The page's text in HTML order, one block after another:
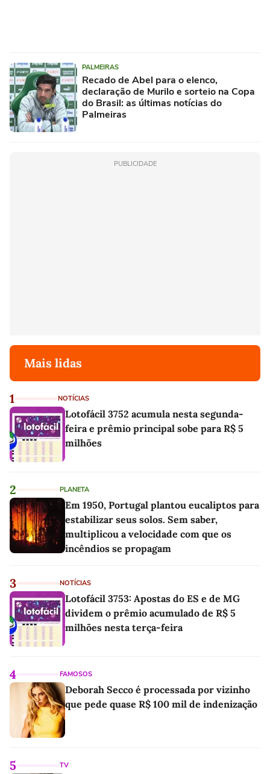
PALMEIRAS
Recado de Abel para o elenco,
declaração de Murilo e sorteio na Copa
do Brasil: as últimas notícias do
Palmeiras
PUBLICIDADE
Mais lidas
1 NOTÍCIAS
Lotofácil 3752 acumula nesta segunda-
feira e prêmio principal sobe para R$ 5
milhões
2 PLANETA
Em 1950, Portugal plantou eucaliptos para
estabilizar seus solos. Sem saber,
multiplicou a velocidade com que os
incêndios se propagam
3 NOTÍCIAS
Lotofácil 3753: Apostas do ES e de MG
dividem o prêmio acumulado de R$ 5
milhões nesta terça-feira
4 FAMOSOS
Deborah Secco é processada por vizinho
que pede quase R$ 100 mil de indenização
5 TV